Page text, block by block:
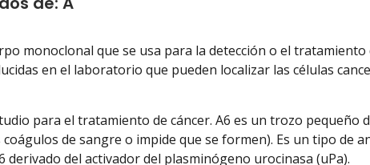
monoclonal que se usa para la detección o el
en el laboratorio que pueden localizar las células
para el tratamiento de cáncer. A6 es un trozo pequeño
de sangre o impide que se formen). Es un tipo de
derivado del activador del plasminógeno urocinasa (uPa).